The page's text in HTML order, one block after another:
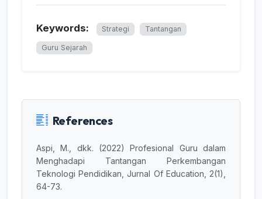
Keywords: Strategi Tantangan
Guru Sejarah
References
Aspi, M., dkk. (2022) Profesional Guru dalam
Menghadapi Tantangan Perkembangan
Teknologi Pendidikan, Jurnal Of Education, 2(1),
64-73.